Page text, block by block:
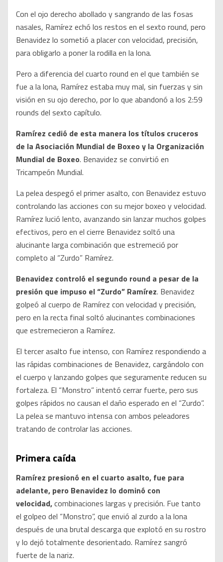
Con el ojo derecho abollado y sangrando de las fosas
nasales, Ramírez echó los restos en el sexto round, pero
Benavidez lo sometió a placer con velocidad, precisión,
para obligarlo a poner la rodilla en la lona.
Pero a diferencia del cuarto round en el que también se
fue a la lona, Ramírez estaba muy mal, sin fuerzas y sin
visión en su ojo derecho, por lo que abandonó a los 2:59
rounds del sexto capítulo.
Ramírez cedió de esta manera los títulos cruceros
de la Asociación Mundial de Boxeo y la Organización
Mundial de Boxeo. Benavidez se convirtió en
Tricampeón Mundial.
La pelea despegó el primer asalto, con Benavidez estuvo
controlando las acciones con su mejor boxeo y velocidad.
Ramírez lució lento, avanzando sin lanzar muchos golpes
efectivos, pero en el cierre Benavidez soltó una
alucinante larga combinación que estremeció por
completo al “Zurdo” Ramírez.
Benavidez controló el segundo round a pesar de la
presión que impuso el “Zurdo” Ramírez. Benavidez
golpeó al cuerpo de Ramírez con velocidad y precisión,
pero en la recta final soltó alucinantes combinaciones
que estremecieron a Ramírez.
El tercer asalto fue intenso, con Ramírez respondiendo a
las rápidas combinaciones de Benavidez, cargándolo con
el cuerpo y lanzando golpes que seguramente reducen su
fortaleza. El “Monstro” intentó cerrar fuerte, pero sus
golpes rápidos no causan el daño esperado en el “Zurdo”.
La pelea se mantuvo intensa con ambos peleadores
tratando de controlar las acciones.
Primera caída
Ramírez presionó en el cuarto asalto, fue para
adelante, pero Benavidez lo dominó con
velocidad,combinaciones largas y precisión. Fue tanto
el golpeo del “Monstro”, que envió al zurdo a la lona
después de una brutal descarga que explotó en su rostro
y lo dejó totalmente desorientado. Ramírez sangró
fuerte de la nariz.